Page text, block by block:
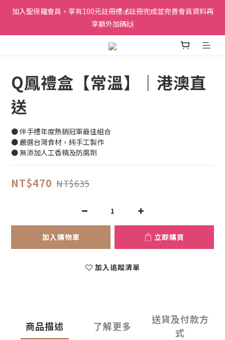
加入聖保羅會員，享有100元註冊禮💰註冊完成並完善會員資料再
享額外加碼🙌
Q鳳禮盒【常溫】｜港澳直
送
● 伴手禮年度熱銷冠軍最佳組合
● 嚴選台灣食材，純手工製作
● 無添加人工香精及防腐劑
NT$470 NT$635
加入購物車 立即購買
加入追蹤清單
商品描述 了解更多
送貨及付款方
式